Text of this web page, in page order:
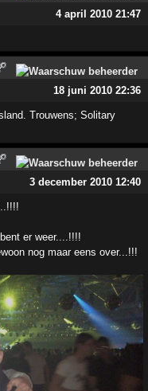
4 april 2010 21:47
18 juni 2010 22:36
Trouwens; Solitary
3 december 2010 12:40
er weer....!!!!
nog maar eens over...!!!